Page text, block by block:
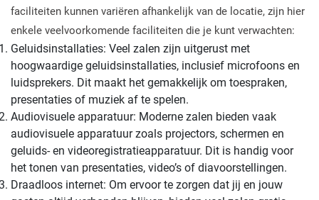
faciliteiten kunnen variëren afhankelijk van de locatie, zijn hier
enkele veelvoorkomende faciliteiten die je kunt verwachten:
Geluidsinstallaties: Veel zalen zijn uitgerust met
hoogwaardige geluidsinstallaties, inclusief microfoons en
luidsprekers. Dit maakt het gemakkelijk om toespraken,
presentaties of muziek af te spelen.
Audiovisuele apparatuur: Moderne zalen bieden vaak
audiovisuele apparatuur zoals projectors, schermen en
geluids- en videoregistratieapparatuur. Dit is handig voor
het tonen van presentaties, video’s of diavoorstellingen.
Draadloos internet: Om ervoor te zorgen dat jij en jouw